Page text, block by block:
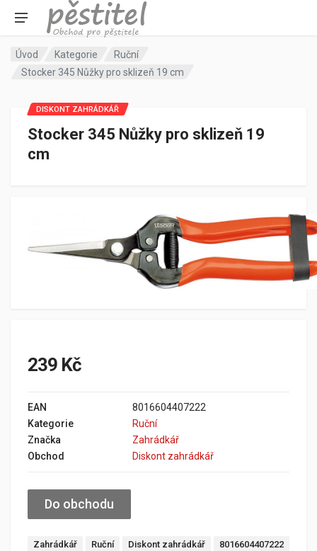
Úvod Kategorie
Ruční
Stocker 345 Nůžky pro sklizeň 19 cm
Stocker 345 Nůžky pro sklizeň 19
cm
DISKONT ZAHRÁDKÁŘ
239 Kč
EAN
8016604407222
Kategorie
Ruční
Značka
Zahrádkář
Obchod
Diskont zahrádkář
Do obchodu
Zahrádkář Ruční Diskont zahrádkář 8016604407222